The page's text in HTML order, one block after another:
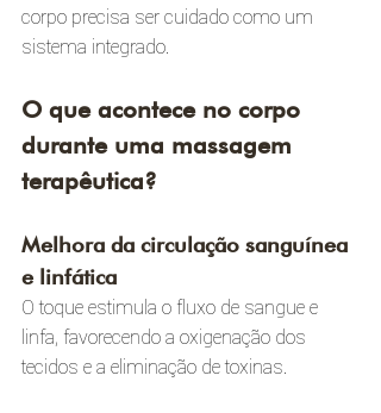
corpo precisa ser cuidado como um
sistema integrado.
O que acontece no corpo
durante uma massagem
terapêutica?
Melhora da circulação sanguínea
e linfática
O toque estimula o fluxo de sangue e
linfa, favorecendo a oxigenação dos
tecidos e a eliminação de toxinas.